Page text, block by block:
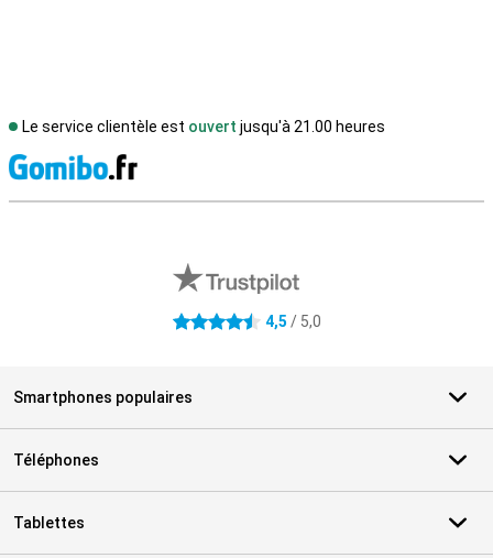
Le service clientèle est ouvert jusqu'à 21.00 heures
4.5 étoiles 4,5 / 5,0
Smartphones populaires
Téléphones
Tablettes